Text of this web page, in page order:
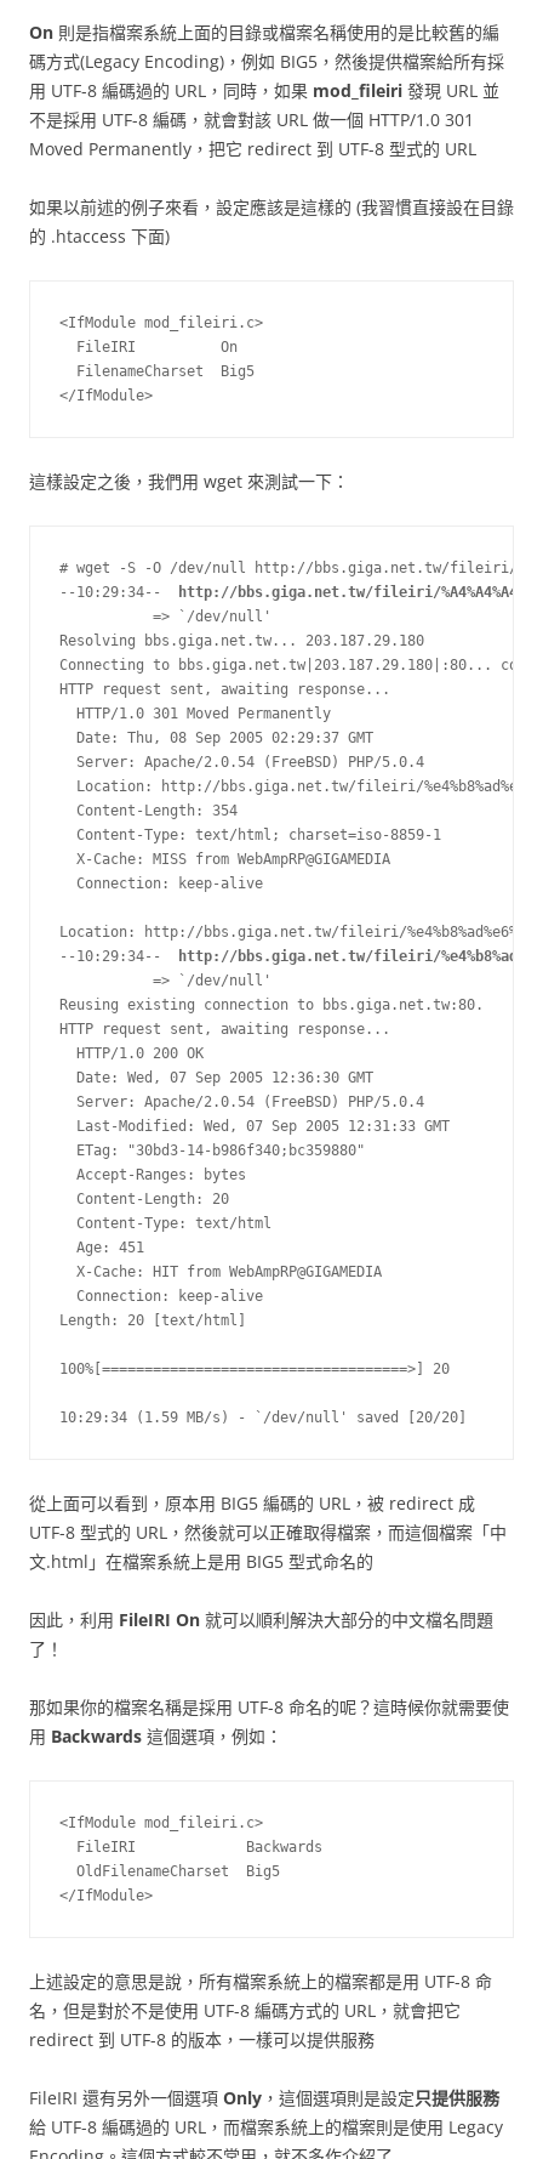
On 則是指檔案系統上面的目錄或檔案名稱使用的是比較舊的編
碼方式(Legacy Encoding)，例如 BIG5，然後提供檔案給所有採
用 UTF-8 編碼過的 URL，同時，如果 mod_fileiri 發現 URL 並
不是採用 UTF-8 編碼，就會對該 URL 做一個 HTTP/1.0 301
Moved Permanently，把它 redirect 到 UTF-8 型式的 URL
如果以前述的例子來看，設定應該是這樣的 (我習慣直接設在目錄
的 .htaccess 下面)
<IfModule mod_fileiri.c>
  FileIRI          On
  FilenameCharset  Big5
</IfModule>
這樣設定之後，我們用 wget 來測試一下：
# wget -S -O /dev/null http://bbs.giga.net.tw/fileiri/中
--10:29:34--
http://bbs.giga.net.tw/fileiri/
           => `/dev/null'
Resolving bbs.giga.net.tw... 203.187.29.180
Connecting to bbs.giga.net.tw|203.187.29.180|:80...
HTTP request sent, awaiting response...
  HTTP/1.0 301 Moved Permanently
  Date: Thu, 08 Sep 2005 02:29:37 GMT
  Server: Apache/2.0.54 (FreeBSD) PHP/5.0.4
Location: http://bbs.giga.net.tw/fileiri/
  Content-Length: 354
  Content-Type: text/html; charset=iso-8859-1
  X-Cache: MISS from WebAmpRP@GIGAMEDIA
  Connection: keep-alive
Location: http://bbs.giga.net.tw/fileiri/
--10:29:34--
http://bbs.giga.net.tw/fileiri/
           => `/dev/null'
Reusing existing connection to bbs.giga.net.tw:80.
HTTP request sent, awaiting response...
  HTTP/1.0 200 OK
  Date: Wed, 07 Sep 2005 12:36:30 GMT
  Server: Apache/2.0.54 (FreeBSD) PHP/5.0.4
  Last-Modified: Wed, 07 Sep 2005 12:31:33 GMT
  ETag: "30bd3-14-b986f340;bc359880"
  Accept-Ranges: bytes
  Content-Length: 20
  Content-Type: text/html
  Age: 451
  X-Cache: HIT from WebAmpRP@GIGAMEDIA
  Connection: keep-alive
Length: 20 [text/html]
100%[====================================>] 20
10:29:34 (1.59 MB/s) - `/dev/null' saved [20/20]
從上面可以看到，原本用 BIG5 編碼的 URL，被 redirect 成
UTF-8 型式的 URL，然後就可以正確取得檔案，而這個檔案「中
文.html」在檔案系統上是用 BIG5 型式命名的
因此，利用 FileIRI On 就可以順利解決大部分的中文檔名問題
了！
那如果你的檔案名稱是採用 UTF-8 命名的呢？這時候你就需要使
用 Backwards 這個選項，例如：
<IfModule mod_fileiri.c>
  FileIRI             Backwards
  OldFilenameCharset  Big5
</IfModule>
上述設定的意思是說，所有檔案系統上的檔案都是用 UTF-8 命
名，但是對於不是使用 UTF-8 編碼方式的 URL，就會把它
redirect 到 UTF-8 的版本，一樣可以提供服務
FileIRI 還有另外一個選項 Only ，這個選項則是設定只提供服務
給 UTF-8 編碼過的 URL，而檔案系統上的檔案則是使用 Legacy